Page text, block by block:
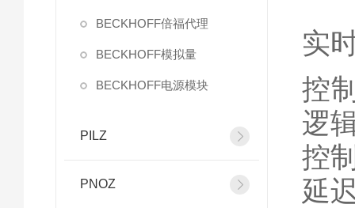
BECKHOFF倍福代理
BECKHOFF模拟量
BECKHOFF电源模块
PILZ
PNOZ
实
控
逻
控
延